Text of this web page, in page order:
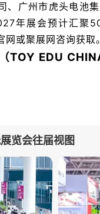
、广州市虎头电池
年展会预计汇聚
或聚展网咨询获取。
TOY EDU
规模达13万平方米
盖：与国际童车及
覆盖各类玩具、教
具到潮流新品，从
览会往届视图